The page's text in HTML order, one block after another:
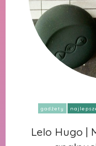
gadżety
Lelo Hugo |
Lelo Hugo |